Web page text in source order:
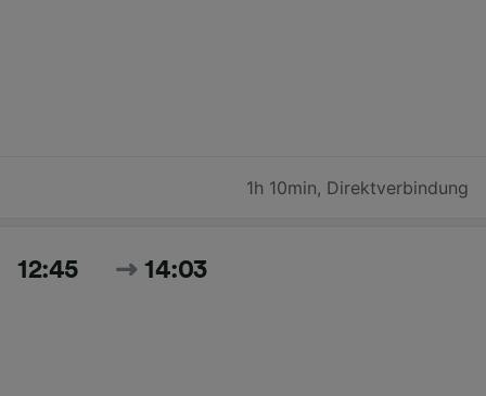
1h 10min, Direktverbindung
12:45 14:03